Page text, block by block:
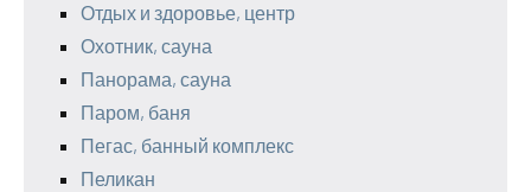
Отдых и здоровье, центр
Охотник, сауна
Панорама, сауна
Паром, баня
Пегас, банный комплекс
Пеликан